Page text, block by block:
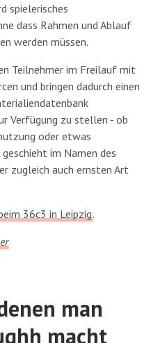
spielerisches
dass Rahmen und Ablauf
werden müssen.
Teilnehmer im Freilauf mit
und bringen dadurch einen
Verfügung zu stellen - ob
oder etwas
im Namen des
zugleich auch ernsten Art
36c3 in Leipzig.
man
macht